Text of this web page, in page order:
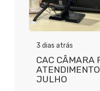
3 dias atrás
CAC CÂMARA
JULHO